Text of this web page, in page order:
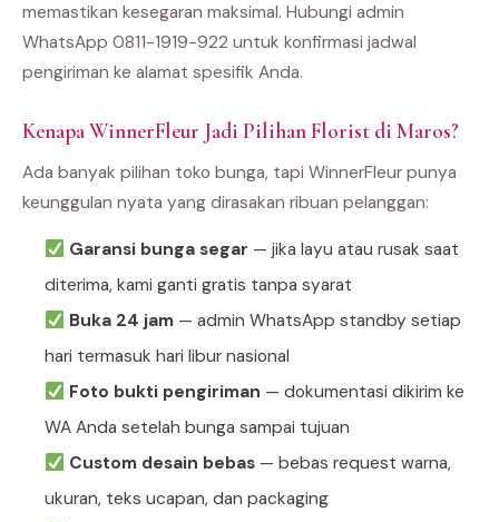
memastikan kesegaran maksimal. Hubungi admin
WhatsApp 0811-1919-922 untuk konfirmasi jadwal
pengiriman ke alamat spesifik Anda.
Kenapa WinnerFleur Jadi Pilihan Florist di Maros?
Ada banyak pilihan toko bunga, tapi WinnerFleur punya
keunggulan nyata yang dirasakan ribuan pelanggan:
Garansi bunga segar — jika layu atau rusak saat
diterima, kami ganti gratis tanpa syarat
Buka 24 jam— admin WhatsApp standby setiap
hari termasuk hari libur nasional
Foto bukti pengiriman — dokumentasi dikirim ke
WA Anda setelah bunga sampai tujuan
Custom desain bebas— bebas request warna,
ukuran, teks ucapan, dan packaging